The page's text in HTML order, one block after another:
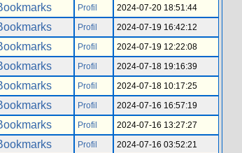
Profil
2024-07-20 18:51:44
Profil
2024-07-19 16:42:12
Profil
2024-07-19 12:22:08
Profil
2024-07-18 19:16:39
Profil
2024-07-18 10:17:25
Profil
2024-07-16 16:57:19
Profil
2024-07-16 13:27:27
Profil
2024-07-16 03:52:21